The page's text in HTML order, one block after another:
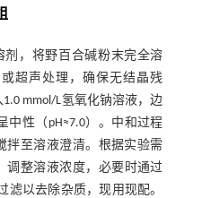
剂，将野百合碱粉末完全溶
超声处理，确保无结晶残
mmol/L氢氧化钠溶液，边
中性（pH≈7.0）。中和过程
拌至溶液澄清。根据实验需
调整溶液浓度，必要时通过
滤以去除杂质，现用现配。